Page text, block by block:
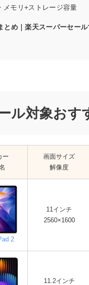
メモリ+ストレージ容量
とめ｜楽天スーパーセー
ル対象おす
ー
画面サイズ
解像度
2
11インチ
2560×1600
11.2インチ